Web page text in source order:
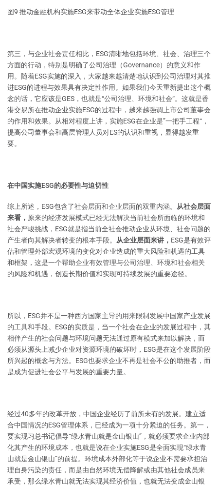
图9 推动金融机构实施ESG来带动全体企业实施ESG管理
第三，与企业社会责任相比，ESG清晰地包括环境、社会、治理三个
方面的行动，特别是明确了公司治理（Governance）的意义和作
用。随着ESG实施的深入，大家越来越清楚地认识到公司治理对其推
进ESG的进程与效果具有决定性作用。如果我们今天重新提出这个概
念的话，它应该是GES，也就是“公司治理、环境和社会“。这就是香
港交易所在推动企业实施ESG的过程中，越来越强调上市公司董事会
的作用和效果。从相对程度上讲，实施ESG在企业是”一把手工程“，
提高公司董事会和高层管理人员对ES的认识和重视，显得越发重
要。
在中国实施ESG的必要性与迫切性
综上所述，ESG包含了社会层面和企业层面的双重内涵。 从社会层面
来看， 原来的经济发展模式已经无法解决当前社会所面临的环境和
社会严峻挑战，ESG就是指当前全社会推动企业从环境、社会问题的
产生者向其解决者转变的根本手段。 从企业层面来讲， ESG是有效评
估和管理外部宏观环境的变化对企业造成的重大风险和机遇的工具
和框架，这是一个帮助企业有效管理与公司治理、环境和社会相关
的风险和机遇，创造长期价值和实现可持续发展的重要途径。
所以，ESG并不是一种西方国家主导的用来限制发展中国家产业发展
的工具和手段。ESG的实质是，当一个社会在企业的发展过程中，其
相伴产生的社会问题与环境问题无法通过原有模式来加以解决，而
必须从源头上减少企业对资源环境的破坏时，ESG是在这个发展阶段
所兴起的概念与方法。ESG也要求企业不再是社会不公的助推者，而
是成为促进社会公平与发展的重要力量。
经过40多年的改革开放，中国企业经历了前所未有的发展。建立适
合中国情况的ESG管理体系，已经成为一项十分紧迫的任务。第一，
要实现习总书记倡导“绿水青山就是金山银山”，就必须要求企业内部
化其产生的环境成本，也就是说在企业实施ESG是全面实现“绿水青
山就是金山银山”的前提。环境成本外部化等于说企业不需要承担治
理自身污染的责任，而是由自然环境无偿降解或由其他社会成员来
承受，那么绿水青山就无法实现其经济价值，也就无法变成金山银